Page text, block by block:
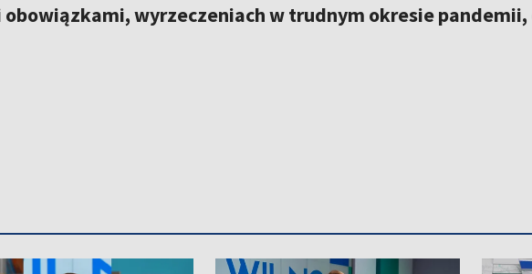
wyrzeczeniach w trudnym okresie pandemii,